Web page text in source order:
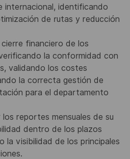
internacional, identificando
de rutas y reducción
financiero de los
la conformidad con
validando los costes
la correcta gestión de
para el departamento
reportes mensuales de su
dentro de los plazos
la visibilidad de los principales